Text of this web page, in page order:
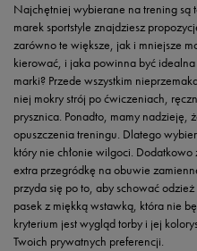
Najchętniej wybierane na trening są
marek sportstyle znajdziesz
zarówno te większe, jak i mniejsze
kierować, i jaka powinna być
marki? Przede wszystkim
niej mokry strój po ćwiczeniach,
prysznica. Ponadto, mamy nadzieję,
opuszczenia treningu. Dlatego
który nie chłonie wilgoci.
extra przegródkę na obuwie
przyda się po to, aby schować
pasek z miękką wstawką, która nie
kryterium jest wygląd torby i jej
Twoich prywatnych preferencji.